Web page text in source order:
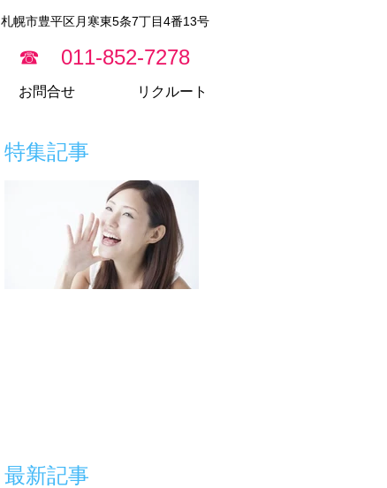
お問合せ リクルート
☎ 011-852-7278
​札幌市豊平区月寒東5条7丁目4番13号
特集記事
最新記事